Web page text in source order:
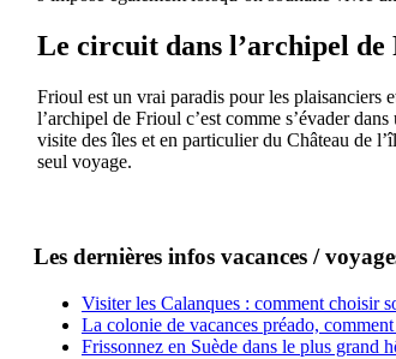
Le circuit dans l’archipel
Frioul est un vrai paradis pour les plaisanciers
l’archipel de Frioul c’est comme s’évader
visite des îles et en particulier du Château de
seul voyage.
Les dernières infos vacances /
Visiter les Calanques : comment choisir
La colonie de vacances préado,
Frissonnez en Suède dans le plus grand